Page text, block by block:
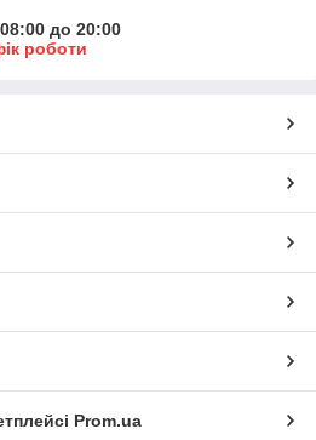
до 20:00
роботи
Prom.ua